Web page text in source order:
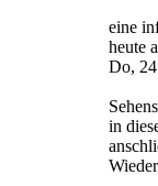
eine
heute
Do,
in